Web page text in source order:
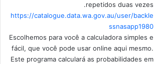
repetidos duas vezes.
https://catalogue.data.wa.gov.au/user/backle
ssnasapp1980
Escolhemos para você a calculadora simples e
fácil, que você pode usar online aqui mesmo.
Este programa calculará as probabilidades em